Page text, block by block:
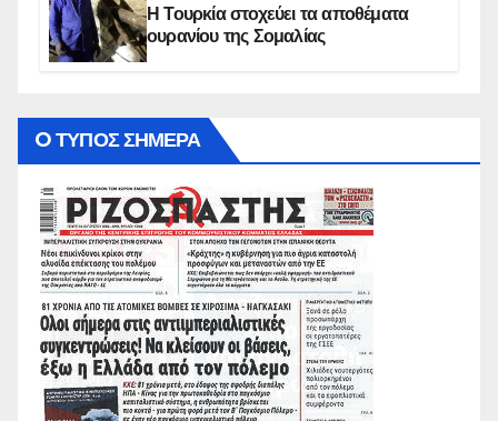
Η Τουρκία στοχεύει τα αποθέματα
ουρανίου της Σομαλίας
O ΤΥΠΟΣ ΣΗΜΕΡΑ